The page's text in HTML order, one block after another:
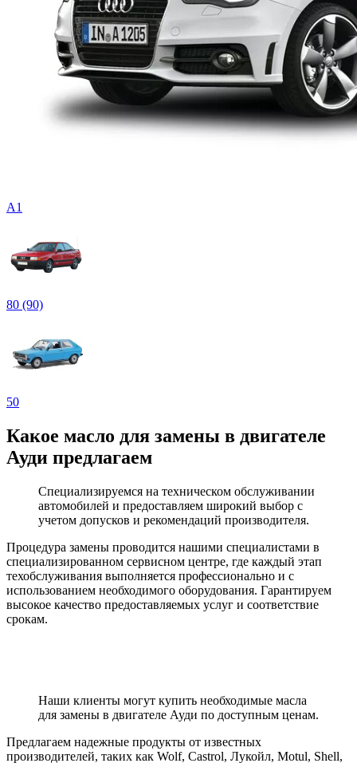
A1
80 (90)
50
Какое масло для замены в двигателе
Ауди предлагаем
Специализируемся на техническом обслуживании
автомобилей и предоставляем широкий выбор с
учетом допусков и рекомендаций производителя.
Процедура замены проводится нашими специалистами в
специализированном сервисном центре, где каждый этап
техобслуживания выполняется профессионально и с
использованием необходимого оборудования. Гарантируем
высокое качество предоставляемых услуг и соответствие
срокам.
Наши клиенты могут купить необходимые масла
для замены в двигателе Ауди по доступным ценам.
Предлагаем надежные продукты от известных
производителей, таких как Wolf, Castrol, Лукойл, Motul, Shell,